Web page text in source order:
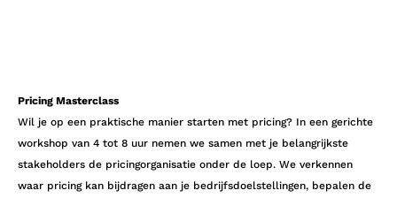
Pricing Masterclass
Wil je op een praktische manier starten met pricing? In een gerichte
workshop van 4 tot 8 uur nemen we samen met je belangrijkste
stakeholders de pricingorganisatie onder de loep. We verkennen
waar pricing kan bijdragen aan je bedrijfsdoelstellingen, bepalen de